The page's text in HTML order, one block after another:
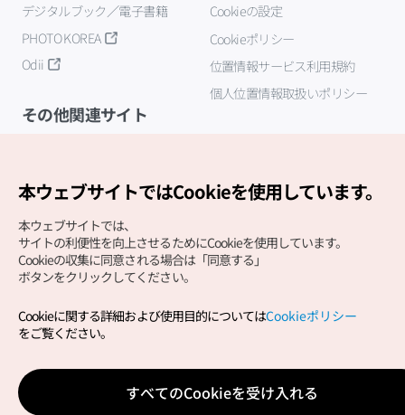
デジタルブック／電子書籍
PHOTO KOREA
Odii
Cookieの設定
Cookieポリシー
位置情報サービス利用規約
個人位置情報取扱いポリシー
その他関連サイト
Copyright (c) Korea Tourism Organization All Rights
サイトエラー報告公式メール
japanese@knto.or.kr
本ウェブサイトではCookieを使用しています。
本ウェブサイトでは、
サイトの利便性を向上させるためにCookieを使用しています。
Cookieの収集に同意される場合は「同意する」
ボタンをクリックしてください。
Cookieに関する詳細および使用目的についてはCookieポリシー
をご覧ください。
すべてのCookieを受け入れる